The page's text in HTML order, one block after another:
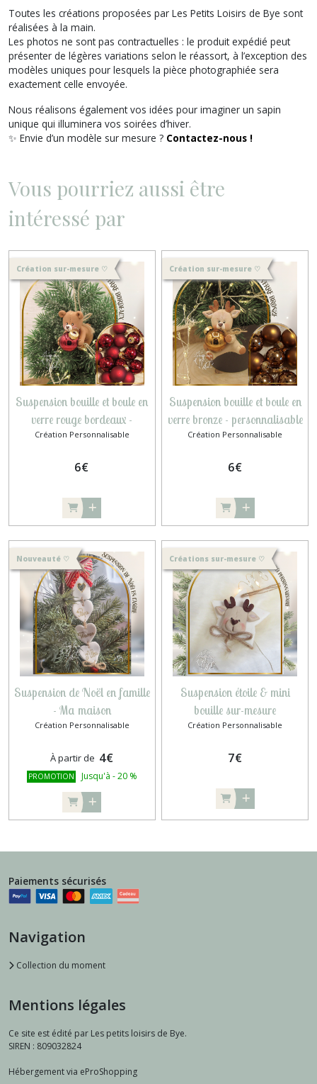
Toutes les créations proposées par Les Petits Loisirs de Bye sont
réalisées à la main.
Les photos ne sont pas contractuelles : le produit expédié peut
présenter de légères variations selon le réassort, à l’exception des
modèles uniques pour lesquels la pièce photographiée sera
exactement celle envoyée.
Nous réalisons également vos idées pour imaginer un sapin
unique qui illuminera vos soirées d’hiver.
✨ Envie d’un modèle sur mesure ? Contactez-nous !
Vous pourriez aussi être
intéressé par
Création sur-mesure ♡
Suspension bouille et boule en
verre rouge bordeaux -
personnalisable
Création Personnalisable
6€
Création sur-mesure ♡
Suspension bouille et boule en
verre bronze - personnalisable
Création Personnalisable
6€
Nouveauté ♡
Suspension de Noël en famille
- Ma maison
Création Personnalisable
À partir de 4€
PROMOTION Jusqu'à -20 %
Créations sur-mesure ♡
Suspension étoile & mini
bouille sur-mesure
Création Personnalisable
7€
Paiements sécurisés
Navigation
Collection du moment
Mentions légales
Ce site est édité par Les petits loisirs de Bye.
SIREN : 809032824
Hébergement via eProShopping